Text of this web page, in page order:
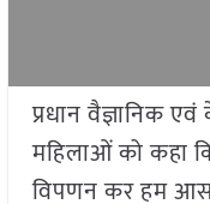
प्रधान वैज्ञानिक
महिलाओं को कहा
विपणन कर हम